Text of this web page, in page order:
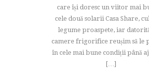
care își doresc un viitor mai
cele două solarii Casa Share,
legume proaspete, iar
camere frigorifice reușim să le
în cele mai bune condiții până
[…]